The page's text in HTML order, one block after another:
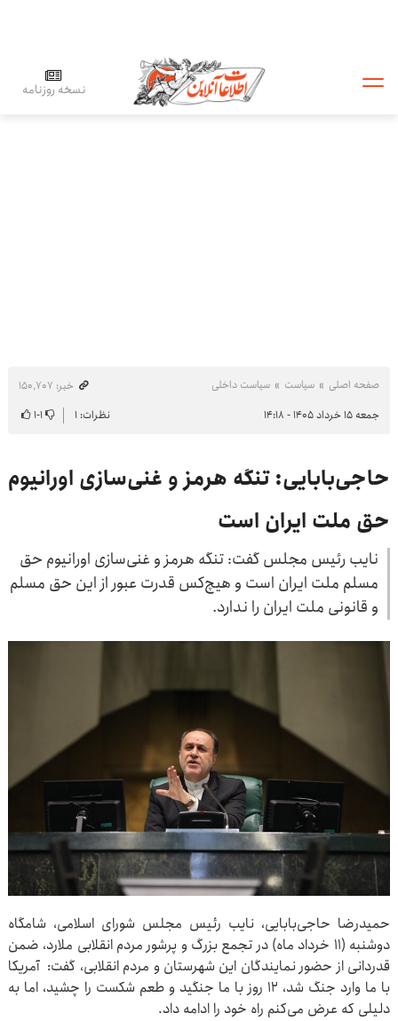
نسخه روزنامه
صفحه اصلی سیاست سیاست داخلی
خبر: ۱۵۰٬۷۰۷
جمعه ۱۵ خرداد ۱۴۰۵ - ۱۴:۱۸
نظرات: ۱ ۱-۱
حاجی‌بابایی: تنگه هرمز و غنی‌سازی اورانیوم
حق ملت ایران است
نایب رئیس مجلس گفت: تنگه هرمز و غنی‌سازی اورانیوم حق
مسلم ملت ایران است و هیچ‌کس قدرت عبور از این حق مسلم
و قانونی ملت ایران را ندارد.
حمیدرضا حاجی‌بابایی، نایب رئیس مجلس شورای اسلامی، شامگاه
دوشنبه (۱۱ خرداد ماه) در تجمع بزرگ و پرشور مردم انقلابی ملارد، ضمن
قدردانی از حضور نمایندگان این شهرستان و مردم انقلابی، گفت: آمریکا
با ما وارد جنگ شد، ۱۲ روز با ما جنگید و طعم شکست را چشید، اما به
دلیلی که عرض می‌کنم راه خود را ادامه داد.